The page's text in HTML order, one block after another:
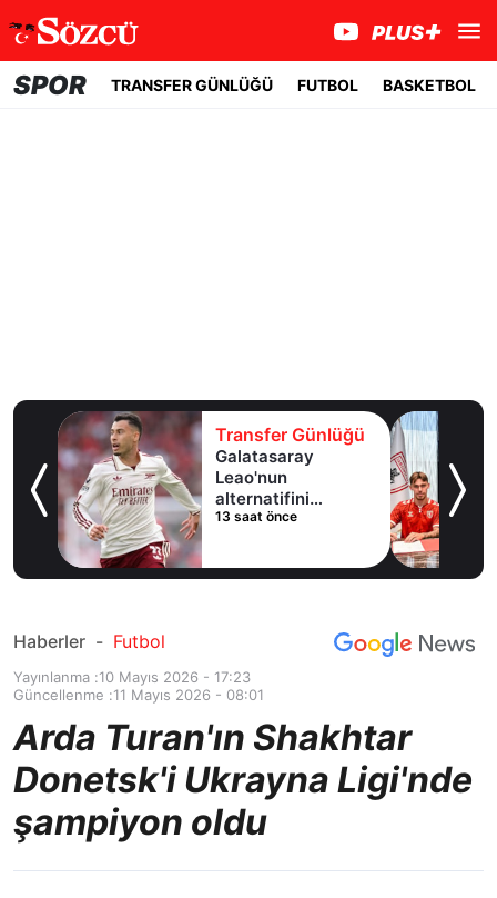
SPOR TRANSFER GÜNLÜĞÜ FUTBOL BASKETBOL
Transfer Günlüğü
Galatasaray
Leao'nun
alternatifini
Arsenal'de buldu
13 saat önce
Haberler - Futbol
Yayınlanma :10 Mayıs 2026 - 17:23
Güncellenme :11 Mayıs 2026 - 08:01
Arda Turan'ın Shakhtar
Donetsk'i Ukrayna Ligi'nde
şampiyon oldu